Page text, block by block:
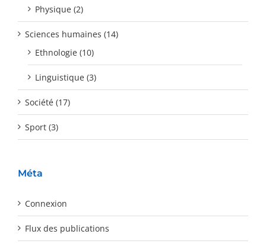
Physique (2)
Sciences humaines (14)
Ethnologie (10)
Linguistique (3)
Société (17)
Sport (3)
Méta
Connexion
Flux des publications